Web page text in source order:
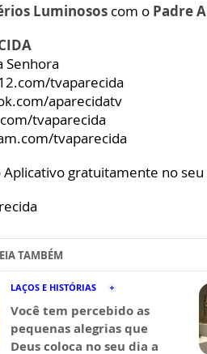
Luminosos com o Padre
Senhora
tvaparecida
aparecidatv
tvaparecida
tvaparecida
Aplicativo gratuitamente no
TAMBÉM
LAÇOS E HISTÓRIAS
Você tem percebido as
pequenas alegrias que
Deus coloca no seu dia a